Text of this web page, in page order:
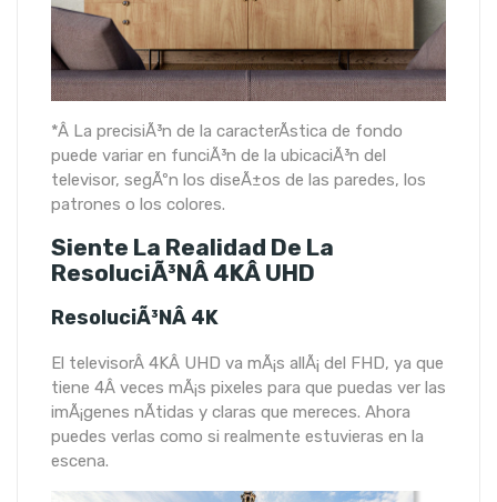
*Â La precisiÃ³n de la caracterÃ­stica de fondo
puede variar en funciÃ³n de la ubicaciÃ³n del
televisor, segÃºn los diseÃ±os de las paredes, los
patrones o los colores.
Siente La Realidad De La
ResoluciÃ³nÂ 4KÂ UHD
ResoluciÃ³nÂ 4K
El televisorÂ 4KÂ UHD va mÃ¡s allÃ¡ del FHD, ya que
tiene 4Â veces mÃ¡s pixeles para que puedas ver las
imÃ¡genes nÃ­tidas y claras que mereces. Ahora
puedes verlas como si realmente estuvieras en la
escena.